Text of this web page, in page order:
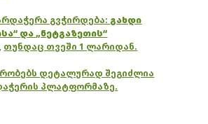
გვჭირდება: გახდი
და „ნეტგაზეთის“
, თუნდაც თვეში 1 ლარიდან.
დეტალურად შეგიძლია
პლატფორმაზე.